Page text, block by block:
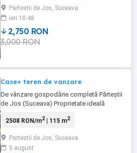
utilizată în gospodărie sau ca element
decorativ. Suprafața sa are o textură
interesantă și o culoare gri-maro, care îi
conferă un aspect elegant și modern.
Diametru 176 cm Grosime 3 cm
Partestii de Jos, Suceava
ieri 10:48
2,750 RON
3,000 RON
Case+ teren de vanzare
De vânzare gospodărie completă Părteștii
de Jos (Suceava) Proprietate ideală
activități gospodărești, situată într-o zonă
(nu este izolată). Localizare excelentă: 20-
25 minute de Suceava 30-35 minute de ...
2508 RON/m2| 115 m2
Partestii de Jos, Suceava
5 august